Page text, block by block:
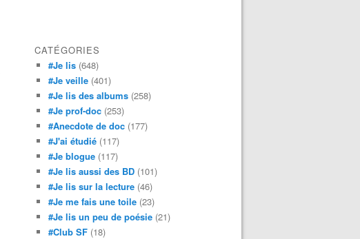
CATÉGORIES
#Je lis (648)
#Je veille (401)
#Je lis des albums (258)
#Je prof-doc (253)
#Anecdote de doc (177)
#J'ai étudié (117)
#Je blogue (117)
#Je lis aussi des BD (101)
#Je lis sur la lecture (46)
#Je me fais une toile (23)
#Je lis un peu de poésie (21)
#Club SF (18)